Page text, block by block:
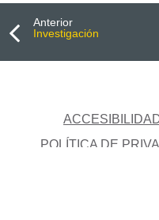
Anterior
Investigación
POLÍTICA DE